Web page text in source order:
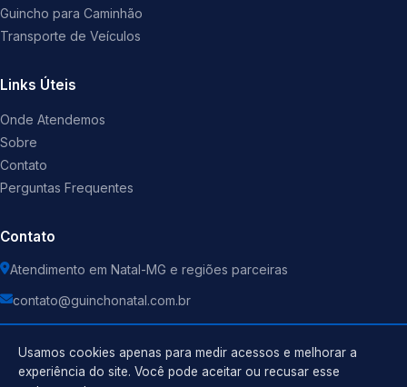
Guincho para Caminhão
Transporte de Veículos
Links Úteis
Onde Atendemos
Sobre
Contato
Perguntas Frequentes
Contato
Atendimento em Natal-MG e regiões parceiras
contato@guinchonatal.com.br
Usamos cookies apenas para medir acessos e melhorar a
experiência do site. Você pode aceitar ou recusar esse